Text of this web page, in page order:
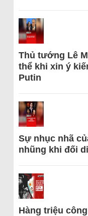
Thủ tướng Lê
thể khi xin ý
Putin
Sự nhục nhã
nhũng khi đối
Hàng triệu